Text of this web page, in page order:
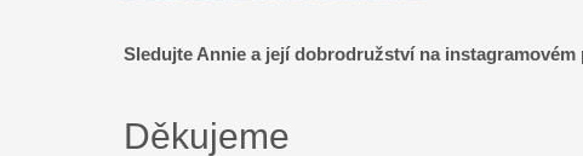
Sledujte Annie a její dobrodružství na instagramovém
Děkujeme